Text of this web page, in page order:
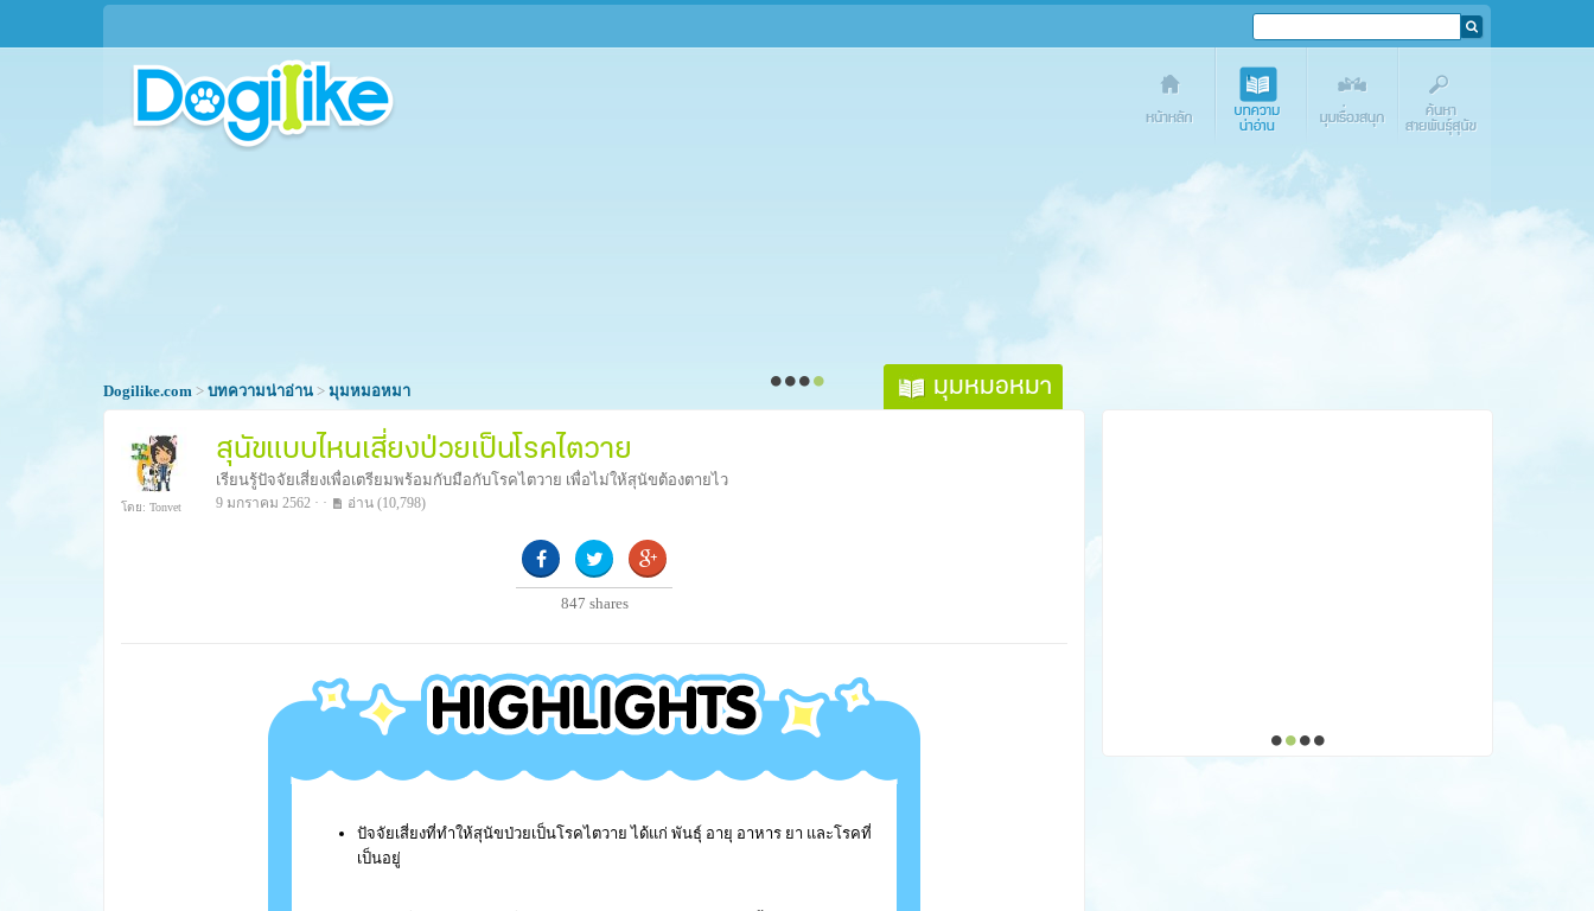
Dogilike.com > บทความน่าอ่าน > มุมหมอหมา มุมหมอหมา
โดย: Tonvet
สุนัขแบบไหนเสี่ยงป่วยเป็นโรคไตวาย
เรียนรู้ปัจจัยเสี่ยงเพื่อเตรียมพร้อมกับมือกับโรคไตวาย เพื่อไม่ให้สุนัขต้องตายไว
9 มกราคม 2562 · · อ่าน (10,798)
847 shares
ปัจจัยเสี่ยงที่ทำให้สุนัขป่วยเป็นโรคไตวาย ได้แก่ พันธุ์ อายุ อาหาร ยา และโรคที่
เป็นอยู่